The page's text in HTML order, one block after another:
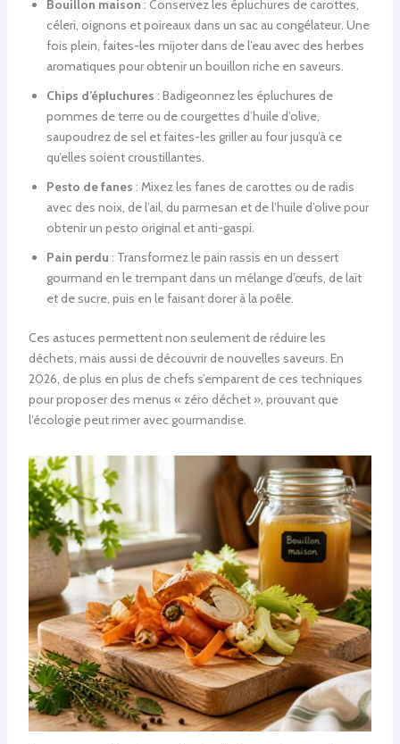
Bouillon maison : Conservez les épluchures de carottes,
céleri, oignons et poireaux dans un sac au congélateur. Une
fois plein, faites-les mijoter dans de l’eau avec des herbes
aromatiques pour obtenir un bouillon riche en saveurs.
Chips d’épluchures : Badigeonnez les épluchures de
pommes de terre ou de courgettes d’huile d’olive,
saupoudrez de sel et faites-les griller au four jusqu’à ce
qu’elles soient croustillantes.
Pesto de fanes : Mixez les fanes de carottes ou de radis
avec des noix, de l’ail, du parmesan et de l’huile d’olive pour
obtenir un pesto original et anti-gaspi.
Pain perdu : Transformez le pain rassis en un dessert
gourmand en le trempant dans un mélange d’œufs, de lait
et de sucre, puis en le faisant dorer à la poêle.
Ces astuces permettent non seulement de réduire les
déchets, mais aussi de découvrir de nouvelles saveurs. En
2026, de plus en plus de chefs s’emparent de ces techniques
pour proposer des menus « zéro déchet », prouvant que
l’écologie peut rimer avec gourmandise.